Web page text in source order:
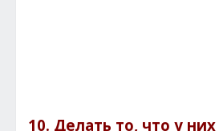
10. Делать то, что у